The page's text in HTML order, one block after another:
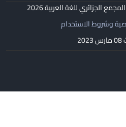
الجزائري للغة العربية2026
وشروط الاستخدام